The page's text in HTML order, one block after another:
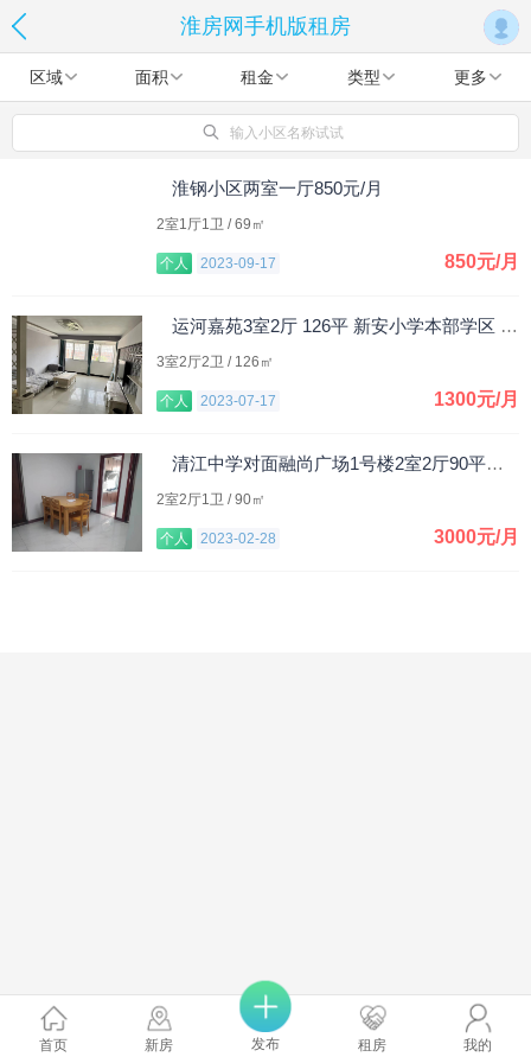
淮房网手机版租房
区域 面积 租金 类型 更多
输入小区名称试试
淮钢小区两室一厅850元/月
2室1厅1卫 / 69㎡
个人 2023-09-17 850元/月
运河嘉苑3室2厅 126平 新安小学本部学区 1300元/月
3室2厅2卫 / 126㎡
个人 2023-07-17 1300元/月
清江中学对面融尚广场1号楼2室2厅90平米，整租。
2室2厅1卫 / 90㎡
个人 2023-02-28 3000元/月
首页 新房 发布 租房 我的